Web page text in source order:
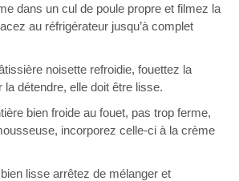
dans un cul de poule propre et filmez la
au réfrigérateur jusqu’à complet
noisette refroidie, fouettez la
détendre, elle doit être lisse.
bien froide au fouet, pas trop ferme,
incorporez celle-ci à la crème
lisse arrêtez de mélanger et